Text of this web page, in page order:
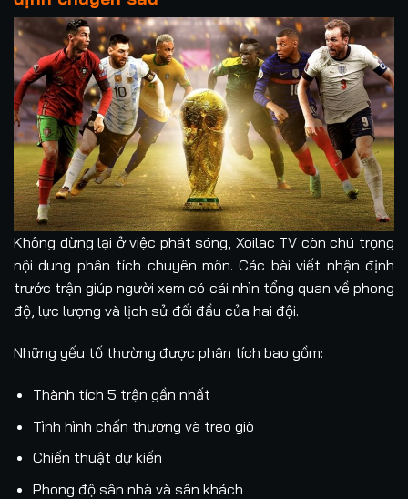
Không dừng lại ở việc phát sóng, Xoilac TV còn chú trọng
nội dung phân tích chuyên môn. Các bài viết nhận định
trước trận giúp người xem có cái nhìn tổng quan về phong
độ, lực lượng và lịch sử đối đầu của hai đội.
Những yếu tố thường được phân tích bao gồm:
Thành tích 5 trận gần nhất
Tình hình chấn thương và treo giò
Chiến thuật dự kiến
Phong độ sân nhà và sân khách